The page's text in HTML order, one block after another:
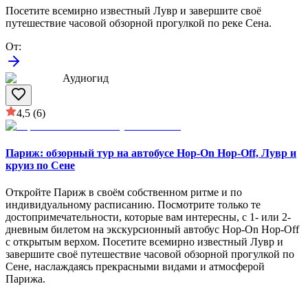
Посетите всемирно известный Лувр и завершите своё
путешествие часовой обзорной прогулкой по реке Сена.
От:
Аудиогид
4,5 (6)
Париж: обзорный тур на автобусе Hop-On Hop-Off, Лувр и
круиз по Сене
Откройте Париж в своём собственном ритме и по
индивидуальному расписанию. Посмотрите только те
достопримечательности, которые вам интересны, с 1- или 2-
дневным билетом на экскурсионный автобус Hop-On Hop-Off
с открытым верхом. Посетите всемирно известный Лувр и
завершите своё путешествие часовой обзорной прогулкой по
Сене, наслаждаясь прекрасными видами и атмосферой
Парижа.